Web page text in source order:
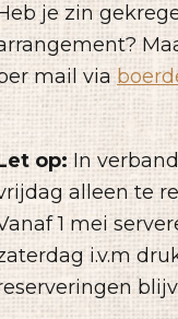
je zin
mail via
op:In
alleen te
1 mei
i.v.m